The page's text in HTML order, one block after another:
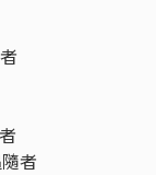
者